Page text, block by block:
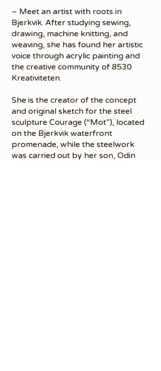
– Meet an artist with roots in
Bjerkvik. After studying sewing,
drawing, machine knitting, and
weaving, she has found her artistic
voice through acrylic painting and
the creative community of 8530
Kreativiteten.
She is the creator of the concept
and original sketch for the steel
sculpture Courage (“Mot”), located
on the Bjerkvik waterfront
promenade, while the steelwork
was carried out by her son, Odin